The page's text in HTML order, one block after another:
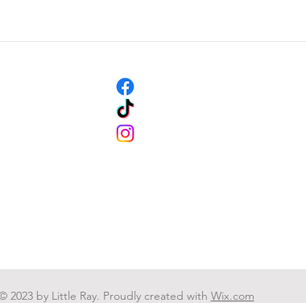
2023 by Little Ray. Proudly created with Wix.com